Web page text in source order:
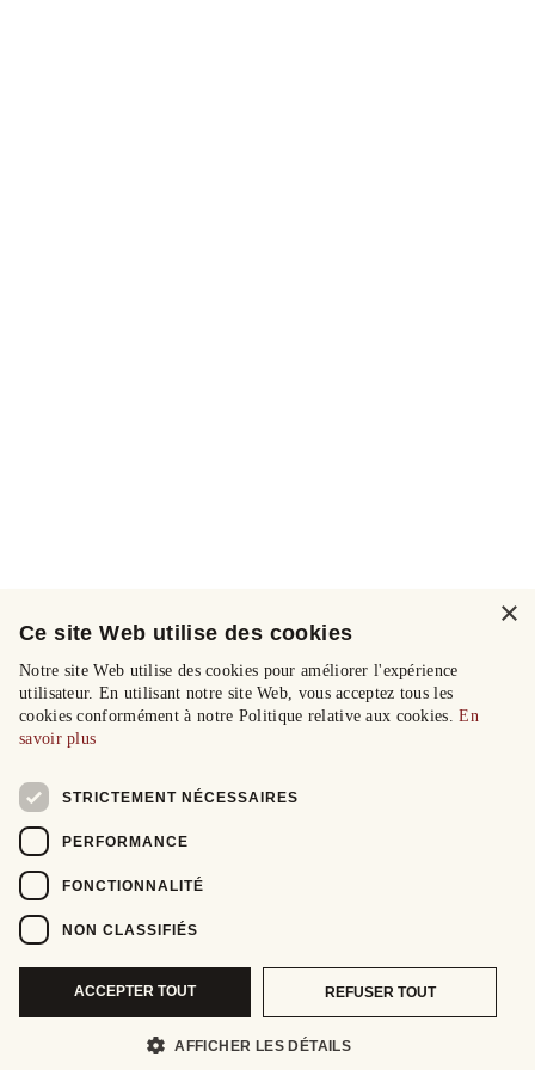
×
Ce site Web utilise des cookies
Notre site Web utilise des cookies pour améliorer l'expérience
utilisateur. En utilisant notre site Web, vous acceptez tous les
cookies conformément à notre Politique relative aux cookies.En
savoir plus
STRICTEMENT NÉCESSAIRES
PERFORMANCE
FONCTIONNALITÉ
NON CLASSIFIÉS
ACCEPTER TOUT REFUSER TOUT
AFFICHER LES DÉTAILS